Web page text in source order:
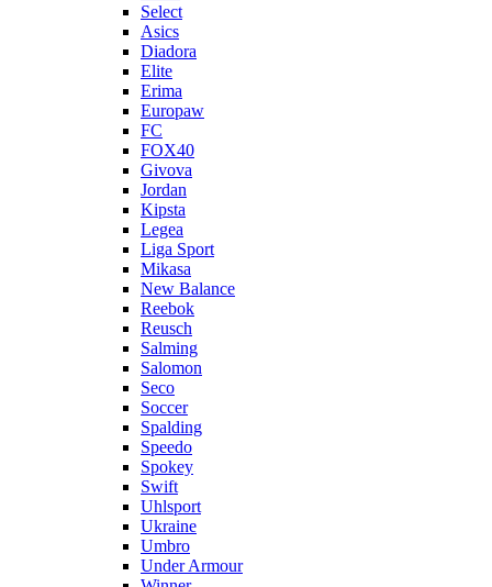
Select
Asics
Diadora
Elite
Erima
Europaw
FC
FOX40
Givova
Jordan
Kipsta
Legea
Liga Sport
Mikasa
New Balance
Reebok
Reusch
Salming
Salomon
Seco
Soccer
Spalding
Speedo
Spokey
Swift
Uhlsport
Ukraine
Umbro
Under Armour